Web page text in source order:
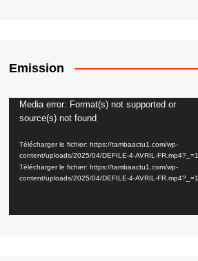
Emission
Lecteur
vidéo
Media error: Format(s) not supported or
source(s) not found
Télécharger le fichier: https://tambaactu1.com/wp-
content/uploads/2025/04/DEFILE-4-AVRIL-FR.mp4?_=1
Télécharger le fichier: https://tambaactu1.com/wp-
content/uploads/2025/04/DEFILE-4-AVRIL-FR.mp4?_=1